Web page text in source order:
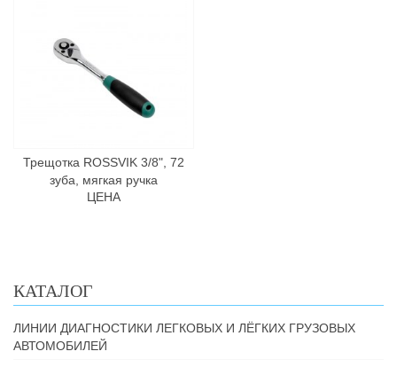
Трещотка ROSSVIK 3/8", 72
зуба, мягкая ручка
ЦЕНА
КАТАЛОГ
ЛИНИИ ДИАГНОСТИКИ ЛЕГКОВЫХ И ЛЁГКИХ ГРУЗОВЫХ
АВТОМОБИЛЕЙ